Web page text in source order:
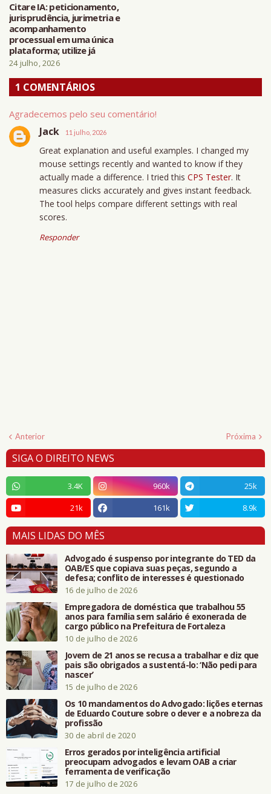
Citare IA: peticionamento,
jurisprudência, jurimetria e
acompanhamento
processual em uma única
plataforma; utilize já
24 julho, 2026
1 COMENTÁRIOS
Agradecemos pelo seu comentário!
Jack 11 julho, 2026
Great explanation and useful examples. I changed my
mouse settings recently and wanted to know if they
actually made a difference. I tried this CPS Tester. It
measures clicks accurately and gives instant feedback.
The tool helps compare different settings with real
scores.
Responder
Anterior Próxima
SIGA O DIREITO NEWS
3.4K 960k
25k
21k
161k 8.9k
MAIS LIDAS DO MÊS
Advogado é suspenso por integrante do TED da
OAB/ES que copiava suas peças, segundo a
defesa; conflito de interesses é questionado
16 de julho de 2026
Empregadora de doméstica que trabalhou 55
anos para família sem salário é exonerada de
cargo público na Prefeitura de Fortaleza
10 de julho de 2026
Jovem de 21 anos se recusa a trabalhar e diz que
pais são obrigados a sustentá-lo: ‘Não pedi para
nascer’
15 de julho de 2026
Os 10 mandamentos do Advogado: lições eternas
de Eduardo Couture sobre o dever e a nobreza da
profissão
30 de abril de 2020
Erros gerados por inteligência artificial
preocupam advogados e levam OAB a criar
ferramenta de verificação
17 de julho de 2026